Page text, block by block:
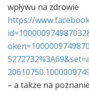
wpływu na zdrowie
https://
id=100000974987
– a także na